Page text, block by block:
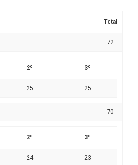
Total
72
2º 3º
25 25
70
2º 3º
24 23